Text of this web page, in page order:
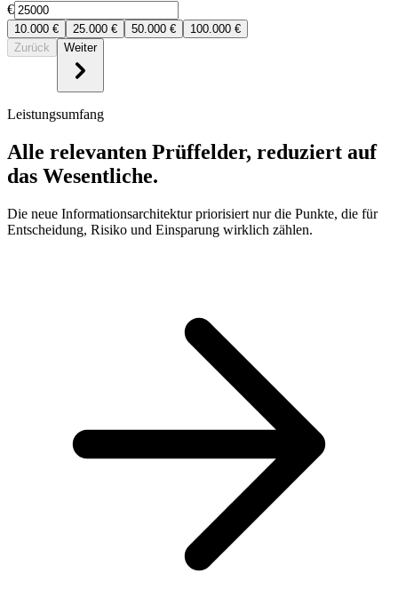
€
10.000 € 25.000 € 50.000 € 100.000 €
Zurück
Weiter
Leistungsumfang
Alle relevanten Prüffelder, reduziert auf
das Wesentliche.
Die neue Informationsarchitektur priorisiert nur die Punkte, die für
Entscheidung, Risiko und Einsparung wirklich zählen.